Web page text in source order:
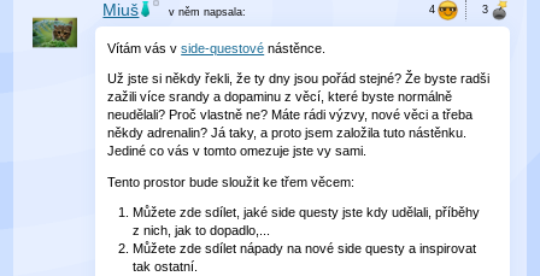
Miuš v němnapsala:
Vítám vás vside-questové nástěnce.
Už jste si někdy řekli, že ty dny jsou pořád stejné? Že byste radši
zažili více srandy a dopaminu z věcí, které byste normálně
neudělali? Proč vlastně ne? Máte rádi výzvy, nové věci a třeba
někdy adrenalin? Já taky, a proto jsem založila tuto nástěnku.
Jediné co vás v tomto omezuje jste vy sami.
Tento prostor bude sloužit ke třem věcem:
Můžete zde sdílet, jaké side questy jste kdy udělali, příběhy
z nich, jak to dopadlo,...
Můžete zde sdílet nápady na nové side questy a inspirovat
tak ostatní.